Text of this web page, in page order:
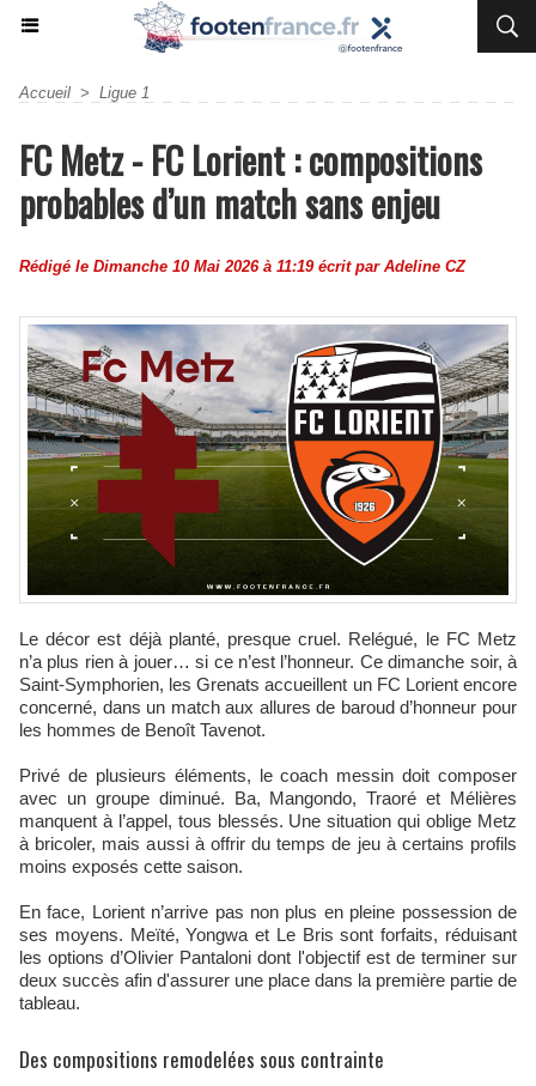
Accueil > Ligue 1
FC Metz - FC Lorient : compositions
probables d’un match sans enjeu
Rédigé le Dimanche 10 Mai 2026 à 11:19 écrit par Adeline CZ
Le décor est déjà planté, presque cruel. Relégué, le FC Metz
n’a plus rien à jouer… si ce n’est l’honneur. Ce dimanche soir, à
Saint-Symphorien, les Grenats accueillent un FC Lorient encore
concerné, dans un match aux allures de baroud d’honneur pour
les hommes de Benoît Tavenot.
Privé de plusieurs éléments, le coach messin doit composer
avec un groupe diminué. Ba, Mangondo, Traoré et Mélières
manquent à l’appel, tous blessés. Une situation qui oblige Metz
à bricoler, mais aussi à offrir du temps de jeu à certains profils
moins exposés cette saison.
En face, Lorient n’arrive pas non plus en pleine possession de
ses moyens. Meïté, Yongwa et Le Bris sont forfaits, réduisant
les options d’Olivier Pantaloni dont l'objectif est de terminer sur
deux succès afin d'assurer une place dans la première partie de
tableau.
Des compositions remodelées sous contrainte